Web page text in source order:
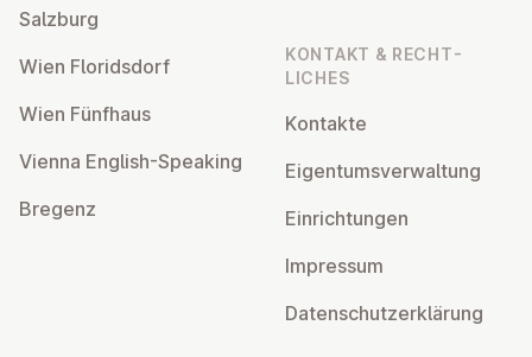
Salzburg
Wien Flor­idsdorf
Wien Fünfhaus
Vienna English-Speaking
Bregenz
KONTAKT & RECHT­
LICHES
Kontakte
Ei­gentums­ver­wal­tung
Ein­rich­tun­gen
Impressum
Datens­chutzerklärung